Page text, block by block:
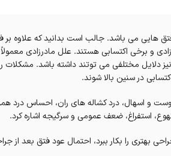
هایی می باشد. جالب است بدانید که علاوه بر
و برخی اکتسابی هستند. علل مادرزادی
دلایل مختلفی می توتند داشته باشد.
در سنین بالا شوند.
و اسهال، درد کشاله های ران، احساس درد
استفراغ، ضعف عمومی و سرگیجه اشاره کرد.
بهتری را بکار ببرد، احتمال عود فتق بعد از